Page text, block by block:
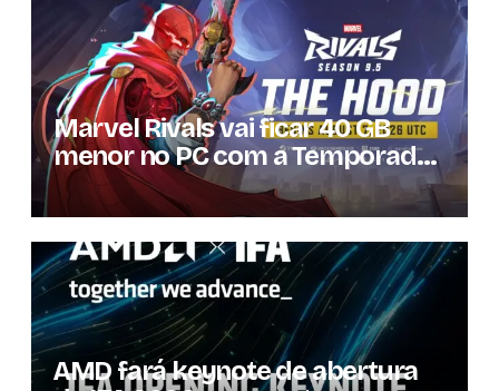
Marvel Rivals vai ficar 40 GB
menor no PC com a Temporada
9.5
AMD fará keynote de abertura